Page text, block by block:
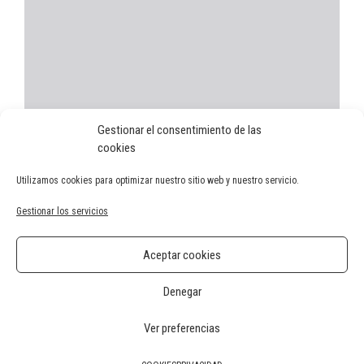
Gestionar el consentimiento de las
cookies
Utilizamos cookies para optimizar nuestro sitio web y nuestro servicio.
Gestionar los servicios
Aceptar cookies
Denegar
Ver preferencias
Junta Mayor,Semana Santa 2023
Bases concurso de fotografía 2023
Recibimos la distinción de interés turístico autonómico